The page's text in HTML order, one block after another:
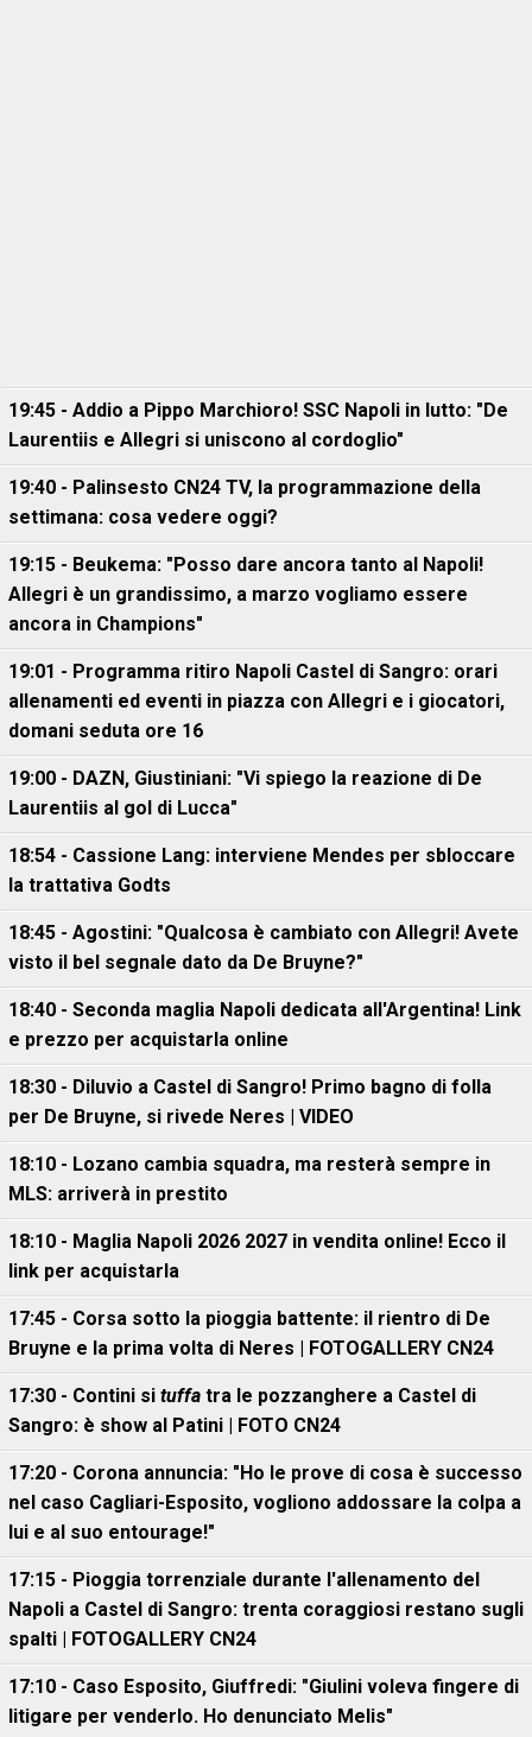
19:45 - Addio a Pippo Marchioro! SSC Napoli in lutto: "De
Laurentiis e Allegri si uniscono al cordoglio"
19:40 - Palinsesto CN24 TV, la programmazione della
settimana: cosa vedere oggi?
19:15 - Beukema: "Posso dare ancora tanto al Napoli!
Allegri è un grandissimo, a marzo vogliamo essere
ancora in Champions"
19:01 - Programma ritiro Napoli Castel di Sangro: orari
allenamenti ed eventi in piazza con Allegri e i giocatori,
domani seduta ore 16
19:00 - DAZN, Giustiniani: "Vi spiego la reazione di De
Laurentiis al gol di Lucca"
18:54 - Cassione Lang: interviene Mendes per sbloccare
la trattativa Godts
18:45 - Agostini: "Qualcosa è cambiato con Allegri! Avete
visto il bel segnale dato da De Bruyne?"
18:40 - Seconda maglia Napoli dedicata all'Argentina! Link
e prezzo per acquistarla online
18:30 - Diluvio a Castel di Sangro! Primo bagno di folla
per De Bruyne, si rivede Neres | VIDEO
18:10 - Lozano cambia squadra, ma resterà sempre in
MLS: arriverà in prestito
18:10 - Maglia Napoli 2026 2027 in vendita online! Ecco il
link per acquistarla
17:45 - Corsa sotto la pioggia battente: il rientro di De
Bruyne e la prima volta di Neres | FOTOGALLERY CN24
17:30 - Contini si tuffa tra le pozzanghere a Castel di
Sangro: è show al Patini | FOTO CN24
17:20 - Corona annuncia: "Ho le prove di cosa è successo
nel caso Cagliari-Esposito, vogliono addossare la colpa a
lui e al suo entourage!"
17:15 - Pioggia torrenziale durante l'allenamento del
Napoli a Castel di Sangro: trenta coraggiosi restano sugli
spalti | FOTOGALLERY CN24
17:10 - Caso Esposito, Giuffredi: "Giulini voleva fingere di
litigare per venderlo. Ho denunciato Melis"